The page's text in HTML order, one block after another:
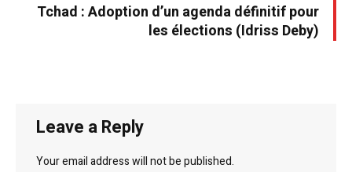
Tchad : Adoption d’un agenda définitif pour
les élections (Idriss Deby)
Leave a Reply
Your email address will not be published.